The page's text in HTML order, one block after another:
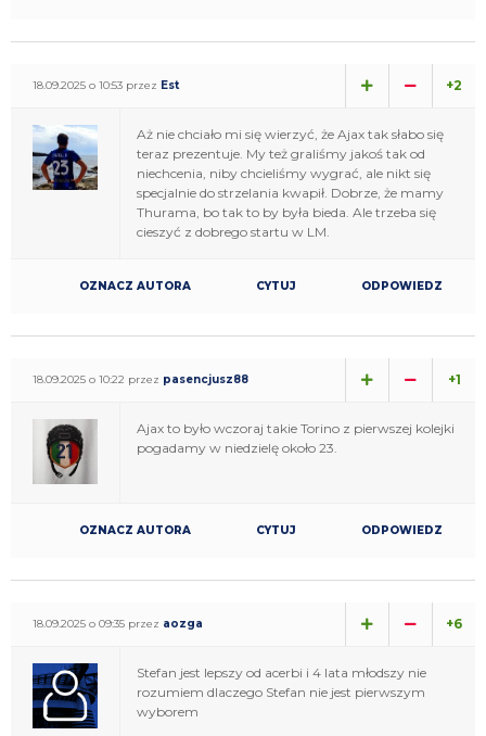
18.09.2025 o 10:53 przez Est +2
Aż nie chciało mi się wierzyć, że Ajax tak słabo się
teraz prezentuje. My też graliśmy jakoś tak od
niechcenia, niby chcieliśmy wygrać, ale nikt się
specjalnie do strzelania kwapił. Dobrze, że mamy
Thurama, bo tak to by była bieda. Ale trzeba się
cieszyć z dobrego startu w LM.
OZNACZ AUTORA CYTUJ ODPOWIEDZ
18.09.2025 o 10:22 przez pasencjusz88 +1
Ajax to było wczoraj takie Torino z pierwszej kolejki
pogadamy w niedzielę około 23.
OZNACZ AUTORA CYTUJ ODPOWIEDZ
18.09.2025 o 09:35 przez aozga +6
Stefan jest lepszy od acerbi i 4 lata młodszy nie
rozumiem dlaczego Stefan nie jest pierwszym
wyborem